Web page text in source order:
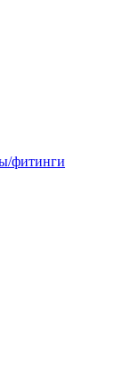
фитинги